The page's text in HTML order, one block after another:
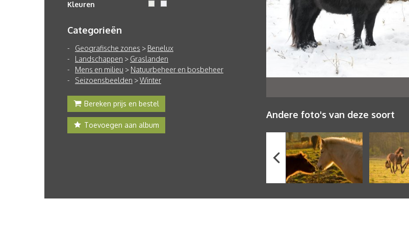
Kleuren
Categorieën
Geografische zones > Benelux
Landschappen > Graslanden
Mens en milieu > Natuurbeheer en bosbeheer
Seizoensbeelden >Winter
Bereken prijs en bestel
Toevoegen aan album
Andere foto's van deze soort